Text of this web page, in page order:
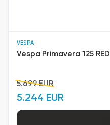
VESPA
Vespa Primavera 125 RED
5.699 EUR
5.244 EUR